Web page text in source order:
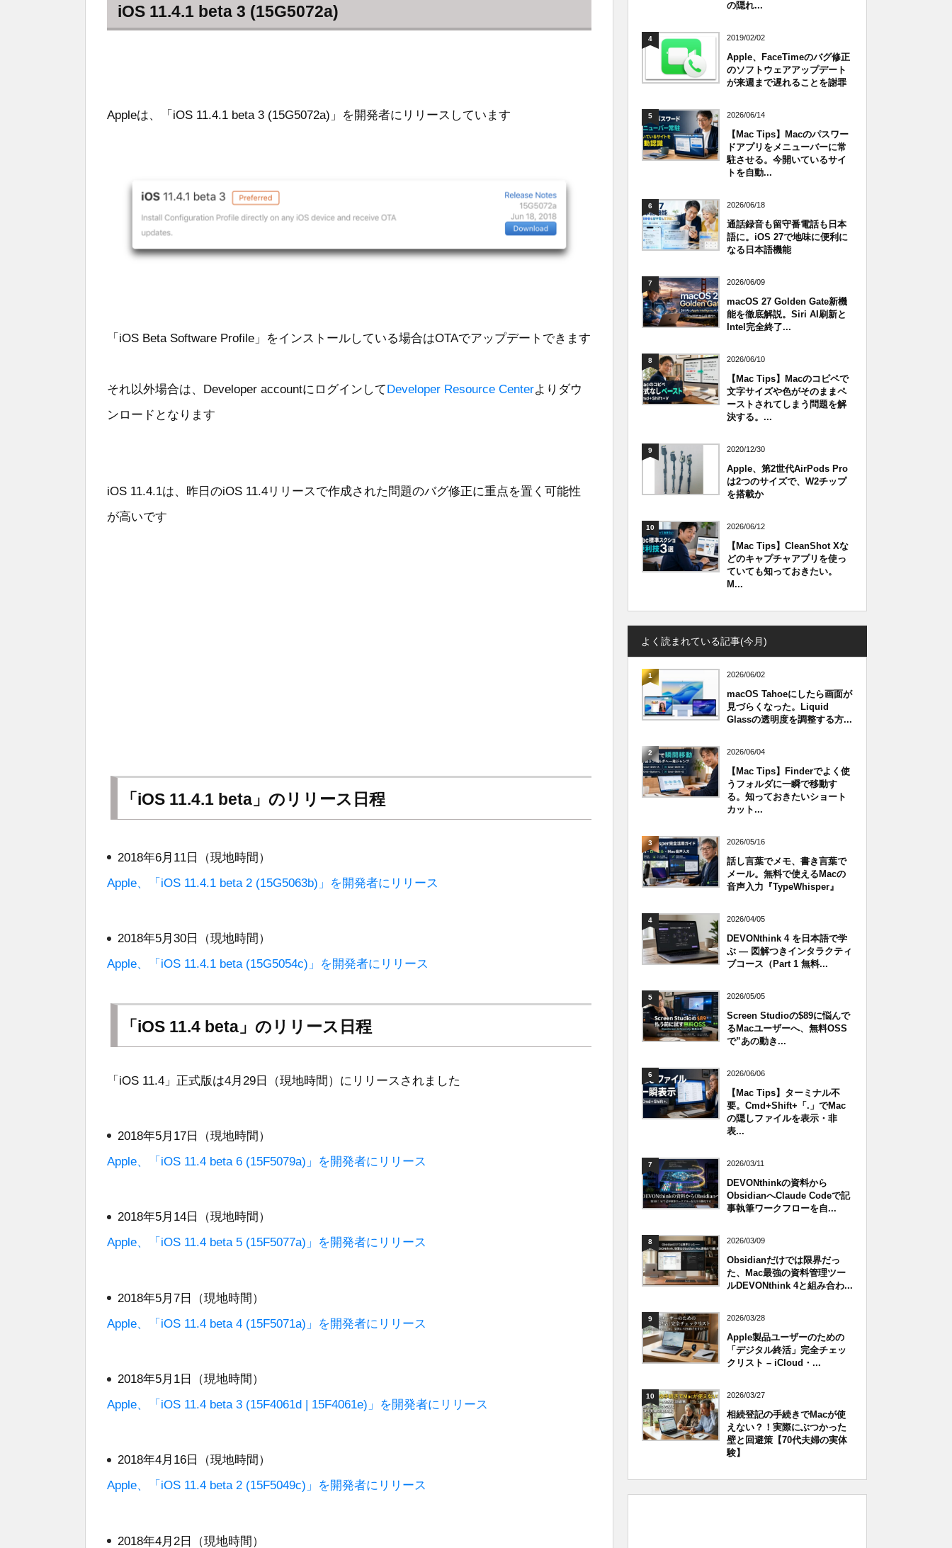
iOS 11.4.1 beta 3 (15G5072a)
Appleは、「iOS 11.4.1 beta 3 (15G5072a)」を開発者にリリースしています
「iOS Beta Software Profile」をインストールしている場合はOTAでアップデートできます
それ以外場合は、Developer accountにログインしてDeveloper Resource Centerよりダウ
ンロードとなります
iOS 11.4.1は、昨日のiOS 11.4リリースで作成された問題のバグ修正に重点を置く可能性
が高いです
「iOS 11.4.1 beta」のリリース日程
2018年6月11日（現地時間）
Apple、「iOS 11.4.1 beta 2 (15G5063b)」を開発者にリリース
2018年5月30日（現地時間）
Apple、「iOS 11.4.1 beta (15G5054c)」を開発者にリリース
「iOS 11.4 beta」のリリース日程
「iOS 11.4」正式版は4月29日（現地時間）にリリースされました
2018年5月17日（現地時間）
Apple、「iOS 11.4 beta 6 (15F5079a)」を開発者にリリース
2018年5月14日（現地時間）
Apple、「iOS 11.4 beta 5 (15F5077a)」を開発者にリリース
2018年5月7日（現地時間）
Apple、「iOS 11.4 beta 4 (15F5071a)」を開発者にリリース
2018年5月1日（現地時間）
Apple、「iOS 11.4 beta 3 (15F4061d | 15F4061e)」を開発者にリリース
2018年4月16日（現地時間）
Apple、「iOS 11.4 beta 2 (15F5049c)」を開発者にリリース
2018年4月2日（現地時間）
の隠れ...
4 2019/02/02
Apple、FaceTimeのバグ修正
のソフトウェアアップデート
が来週まで遅れることを謝罪
5 2026/06/14
【Mac Tips】Macのパスワー
ドアプリをメニューバーに常
駐させる。今開いているサイ
トを自動...
6 2026/06/18
通話録音も留守番電話も日本
語に。iOS 27で地味に便利に
なる日本語機能
7 2026/06/09
macOS 27 Golden Gate新機
能を徹底解説。Siri AI刷新と
Intel完全終了...
8 2026/06/10
【Mac Tips】Macのコピペで
文字サイズや色がそのままペ
ーストされてしまう問題を解
決する。...
9 2020/12/30
Apple、第2世代AirPods Pro
は2つのサイズで、W2チップ
を搭載か
10 2026/06/12
【Mac Tips】CleanShot Xな
どのキャプチャアプリを使っ
ていても知っておきたい。
M...
よく読まれている記事(今月)
1 2026/06/02
macOS Tahoeにしたら画面が
見づらくなった。Liquid
Glassの透明度を調整する方...
2 2026/06/04
【Mac Tips】Finderでよく使
うフォルダに一瞬で移動す
る。知っておきたいショート
カット...
3 2026/05/16
話し言葉でメモ、書き言葉で
メール。無料で使えるMacの
音声入力『TypeWhisper』
4 2026/04/05
DEVONthink 4 を日本語で学
ぶ — 図解つきインタラクティ
ブコース（Part 1 無料...
5 2026/05/05
Screen Studioの$89に悩んで
るMacユーザーへ、無料OSS
で”あの動き...
6 2026/06/06
【Mac Tips】ターミナル不
要。Cmd+Shift+「.」でMac
の隠しファイルを表示・非
表...
7 2026/03/11
DEVONthinkの資料から
ObsidianへClaude Codeで記
事執筆ワークフローを自...
8 2026/03/09
Obsidianだけでは限界だっ
た、Mac最強の資料管理ツー
ルDEVONthink 4と組み合わ...
9 2026/03/28
Apple製品ユーザーのための
「デジタル終活」完全チェッ
クリスト – iCloud・...
10 2026/03/27
相続登記の手続きでMacが使
えない？！実際にぶつかった
壁と回避策【70代夫婦の実体
験】